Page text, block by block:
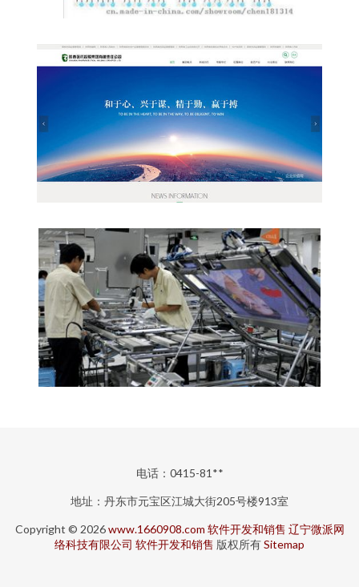
电话：0415-81**
地址：丹东市元宝区江城大街205号楼913室
Copyright © 2026www.1660908.com 软件开发和销售 辽宁微派网
络科技有限公司 软件开发和销售 版权所有Sitemap